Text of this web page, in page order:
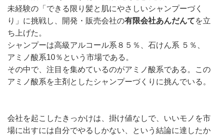
未経験の「できる限り髪と肌にやさしいシャンプーづく
り」に挑戦し、開発・販売会社の有限会社あんだんてを立
ち上げた。
シャンプーは高級アルコール系８５％、石けん系 ５％、
アミノ酸系10％という市場である。
その中で、注目を集めているのがアミノ酸系である。この
アミノ酸系を主剤としたシャンプーづくりに挑んでいる。
会社を起こしたきっかけは、掛け値なしで、いいモノを市
場に出すには自分でやるしかない、という結論に達したか